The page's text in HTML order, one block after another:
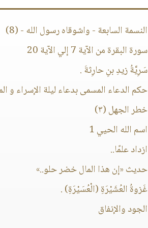
النسمة السابعة - واشوقاه رسول الله - (8)
سورة البقرة من الآية 7 إلي الآية 20
سَرِيَّةُ زيدِ بنِ حارِثةَ .
حكم الدعاء المسمى بدعاء ليلة الإسراء و
خطر الجهل (٣)
اسم الله الحيي 1
ازداد علمًا..
حديث «إن هذا المال خضر حلو..»
غَزوةُ العُشَيْرَةِ (الْعُسَيْرَةِ) .
الجود والإنفاق